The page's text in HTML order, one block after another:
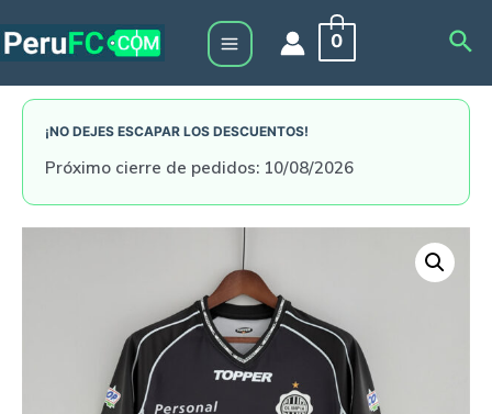
to
Main
Menu
0
¡NO DEJES ESCAPAR LOS DESCUENTOS!
Próximo cierre de pedidos: 10/08/2026